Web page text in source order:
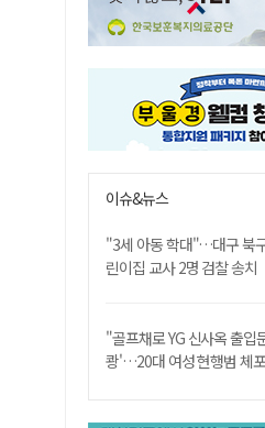
이슈&뉴스
"3세 아동 학대"…대구 북
린이집 교사 2명 검찰 송치
"골프채로 YG 신사옥 출입
쾅'…20대 여성 현행범 체